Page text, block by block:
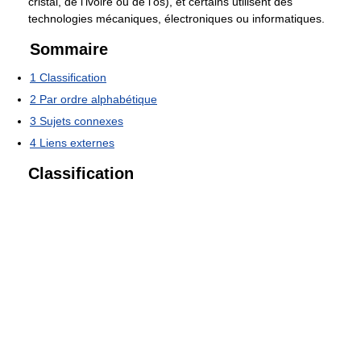
technologies mécaniques, électroniques ou informatiques.
Sommaire
1 Classification
2 Par ordre alphabétique
3 Sujets connexes
4 Liens externes
Classification